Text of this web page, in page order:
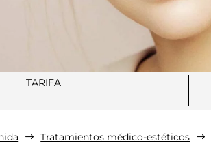
TARIFA
$ Tratamientos médico-estéticos $